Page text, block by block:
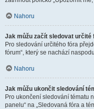
Nahoru
Jak můžu začít sledovat určité
Pro sledování určitého fóra
fórum“, který se nachází
Nahoru
Jak můžu ukončit sledování
Pro ukončení sledování tématu
panelu“ na „Sledovaná fóra a